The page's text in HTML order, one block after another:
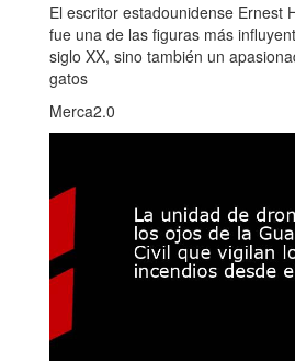
El escritor estadounidense Ernest
fue una de las figuras más
siglo XX, sino también un
gatos
Merca2.0